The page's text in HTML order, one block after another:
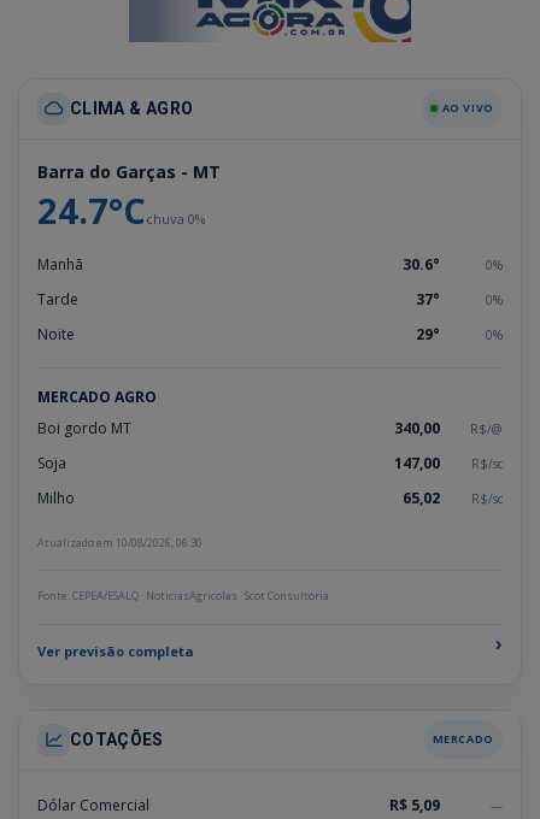
CLIMA & AGRO AO VIVO
Barra do Garças - MT
24.7°Cchuva 0%
Manhã 30.6° 0%
Tarde 37° 0%
Noite 29° 0%
MERCADO AGRO
Boi gordo MT
340,00 R$/@
Soja 147,00 R$/sc
Milho 65,02 R$/sc
Atualizado em 10/08/2026, 06:30
Fonte: CEPEA/ESALQ · NoticiasAgricolas · Scot Consultoria
Ver previsão completa ›
COTAÇÕES MERCADO
Dólar Comercial R$ 5,09 —